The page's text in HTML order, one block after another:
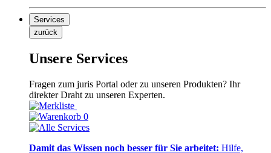
Services
zurück
Unsere Services
Fragen zum juris Portal oder zu unseren Produkten? Ihr
direkter Draht zu unseren Experten.
0
Damit das Wissen noch besser für Sie arbeitet: Hilfe,